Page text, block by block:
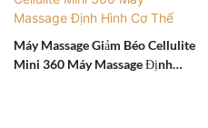
Máy Massage Giảm Béo Cellulite
Mini 360 Máy Massage Định